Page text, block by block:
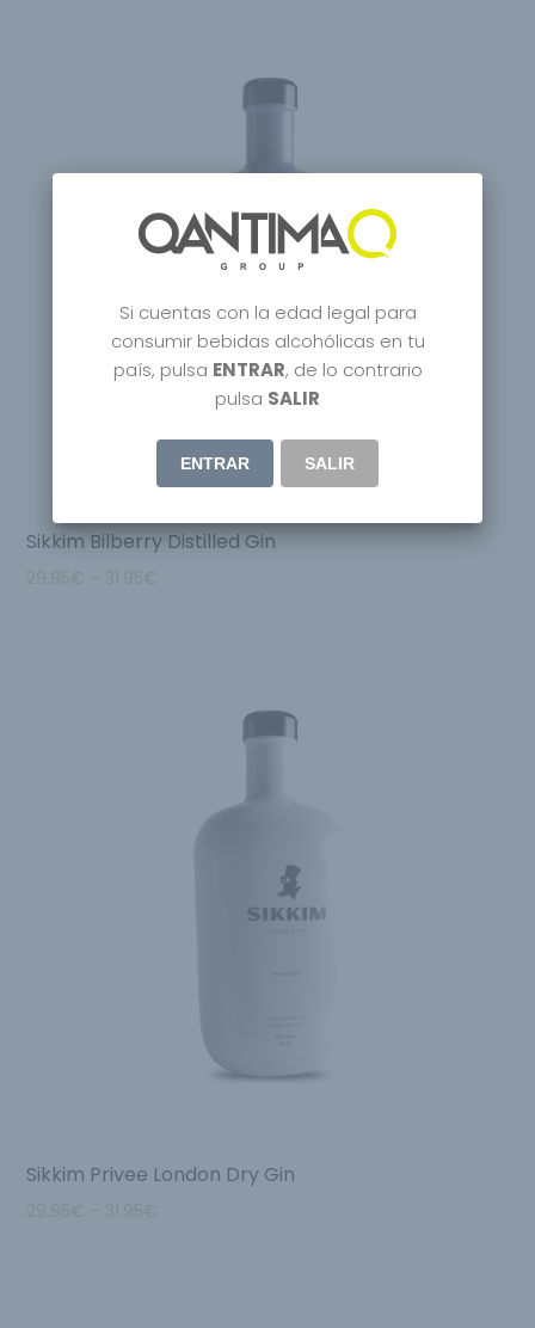
Sikkim Bilberry Distilled Gin
29.95€ – 31.95€
Sikkim Privee London Dry Gin
29.95€ – 31.95€
Si cuentas con la edad legal para
consumir bebidas alcohólicas en tu
país, pulsa ENTRAR, de lo contrario
pulsa SALIR
ENTRAR SALIR